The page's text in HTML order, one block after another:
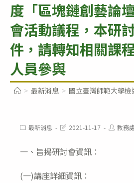
度「區塊鏈創藝論
會活動議程，本研
件，請轉知相關課
人員參與
> 最新消息 > 國立臺灣師範大學
Post最新消息
Post2021-11-17
Post教務
一、旨揭研討會資訊：
(一)講座詳細資訊：